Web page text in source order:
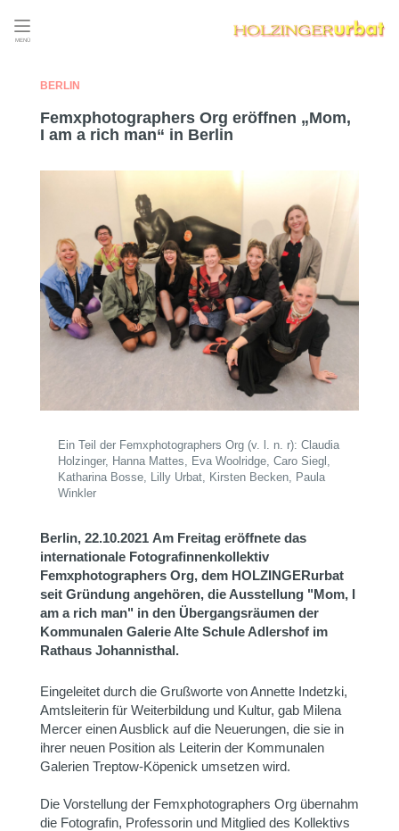
MENÜ
BERLIN
Femxphotographers Org eröffnen „Mom,
I am a rich man“ in Berlin
Ein Teil der Femxphotographers Org (v. l. n. r): Claudia
Holzinger, Hanna Mattes, Eva Woolridge, Caro Siegl,
Katharina Bosse, Lilly Urbat, Kirsten Becken, Paula
Winkler
Berlin, 22.10.2021 Am Freitag eröffnete das
internationale Fotografinnenkollektiv
Femxphotographers Org, dem HOLZINGERurbat
seit Gründung angehören, die Ausstellung "Mom, I
am a rich man" in den Übergangsräumen der
Kommunalen Galerie Alte Schule Adlershof im
Rathaus Johannisthal.
Eingeleitet durch die Grußworte von Annette Indetzki,
Amtsleiterin für Weiterbildung und Kultur, gab Milena
Mercer einen Ausblick auf die Neuerungen, die sie in
ihrer neuen Position als Leiterin der Kommunalen
Galerien Treptow-Köpenick umsetzen wird.
Die Vorstellung der Femxphotographers Org übernahm
die Fotografin, Professorin und Mitglied des Kollektivs